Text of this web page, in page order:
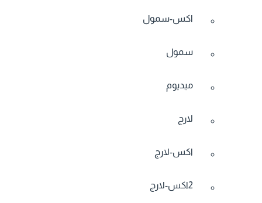
اكس-سمول
سمول
ميديوم
لارج
اكس-لارج
2اكس-لارج